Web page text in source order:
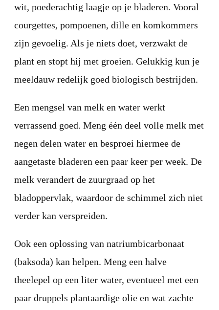
wit, poederachtig laagje op je bladeren. Vooral
courgettes, pompoenen, dille en komkommers
zijn gevoelig. Als je niets doet, verzwakt de
plant en stopt hij met groeien. Gelukkig kun je
meeldauw redelijk goed biologisch bestrijden.
Een mengsel van melk en water werkt
verrassend goed. Meng één deel volle melk met
negen delen water en besproei hiermee de
aangetaste bladeren een paar keer per week. De
melk verandert de zuurgraad op het
bladoppervlak, waardoor de schimmel zich niet
verder kan verspreiden.
Ook een oplossing van natriumbicarbonaat
(baksoda) kan helpen. Meng een halve
theelepel op een liter water, eventueel met een
paar druppels plantaardige olie en wat zachte